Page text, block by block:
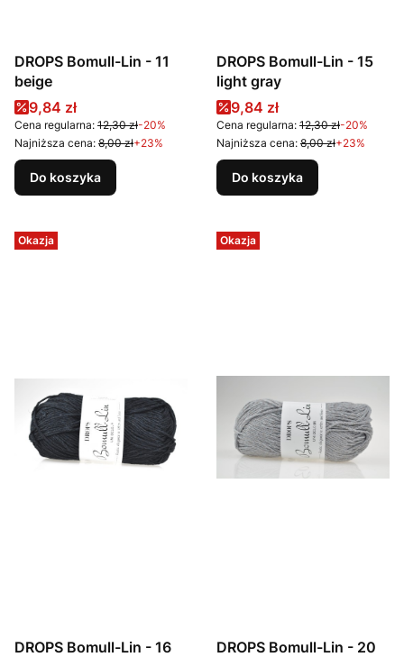
DROPS Bomull-Lin - 11
beige
Cena promocyjna
9,84 zł
Cena regularna: 12,30 zł-20%
Najniższa cena: 8,00 zł+23%
Do koszyka
DROPS Bomull-Lin - 15
light gray
Cena promocyjna
9,84 zł
Cena regularna: 12,30 zł-20%
Najniższa cena: 8,00 zł+23%
Do koszyka
Okazja
DROPS Bomull-Lin - 16
Okazja
DROPS Bomull-Lin - 20